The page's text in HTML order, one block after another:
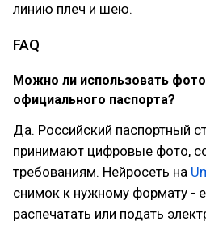
линию плеч и шею.
FAQ
Можно ли использовать
официального паспорта?
Да. Российский паспортный
принимают цифровые фото,
требованиям. Нейросеть на
снимок к нужному формату -
распечатать или подать